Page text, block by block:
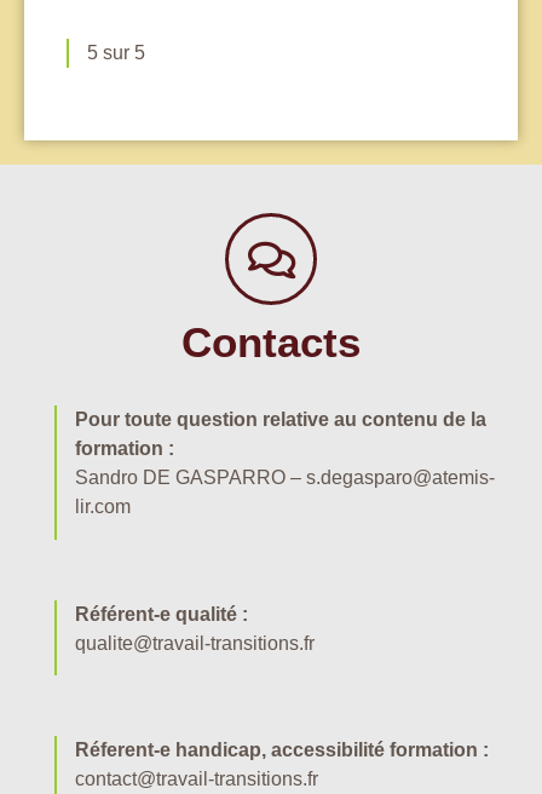
5 sur 5
Contacts
Pour toute question relative au contenu de la
formation :
Sandro DE GASPARRO – s.degasparo@atemis-
lir.com
Référent-e qualité :
qualite@travail-transitions.fr
Réferent-e handicap, accessibilité formation :
contact@travail-transitions.fr